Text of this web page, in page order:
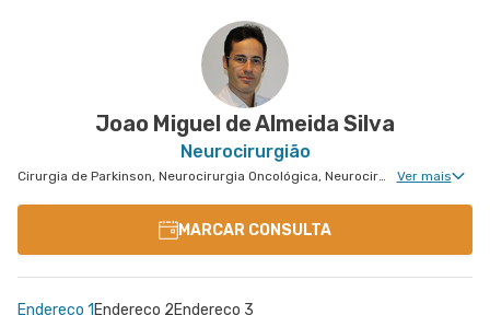
Rua Santos Dumont nr. 139 - Vila Bocaina, Maua -
Joao Miguel de Almeida Silva
Neurocirurgião
Cirurgia de Parkinson, Neurocirurgia Oncológica, Neurocirurgia de Coluna, Neuroradiologia, Neurocirurgia Pediátrica Ver mais
MARCAR CONSULTA
Endereço 1 Endereço 2Endereço 3